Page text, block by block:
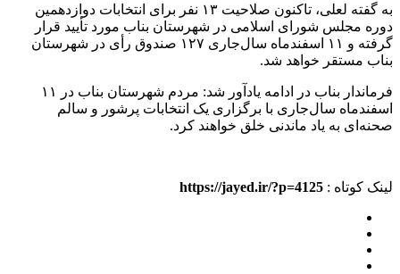
به گفته لعلی، تاکنون صلاحیت ۱۳ نفر برای انتخابات دوازدهمین
دوره مجلس شورای اسلامی در شهرستان بناب مورد تأیید قرار
گرفته و ۱۱ اسفندماه سال‌جاری ۱۲۷ صندوق رأی در شهرستان
بناب مستقر خواهد شد.
فرماندار بناب در ادامه یادآور شد: مردم شهرستان بناب در ۱۱
اسفندماه سال‌جاری با برگزاری یک انتخابات پرشور و سالم
صحنه‌ای به یاد ماندنی خلق خواهند کرد.
لینک کوتاه : https://jayed.ir/?p=4125